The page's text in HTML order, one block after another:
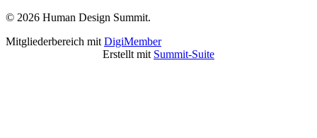
© 2026 Human Design Summit.
Mitgliederbereich mit DigiMember
Erstellt mit Summit-Suite